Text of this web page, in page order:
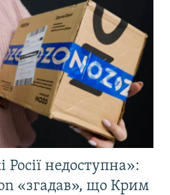
Росії недоступна»:
«згадав», що Крим